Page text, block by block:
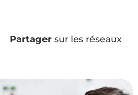
Partagersur les réseaux